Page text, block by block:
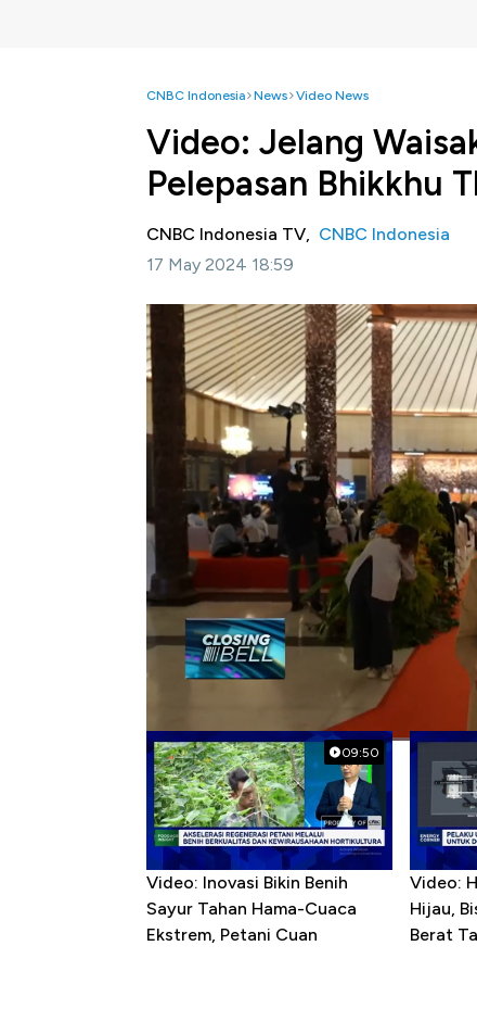
CNBC Indonesia News Video News
Video: Jelang
Pelepasan Bhikkhu
CNBC Indonesia TV, CNBC Indonesia
17 May 2024 18:59
Jakarta, CNBC Indonesia- Sejumlah
Semesta di Danau Archipelago, Taman
Simak informasi selengkapnya dalam
Bagikan:
#injourney #bhikkhu thudong
Popular Videos
09:50
Video: Inovasi Bikin Benih
Sayur Tahan Hama-Cuaca
Ekstrem, Petani Cuan
Video:
Hijau,
Berat